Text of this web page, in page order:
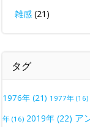
雑感 (21)
タグ
1976年 (21) 1977年 (16)
年 (16) 2019年 (22) ア